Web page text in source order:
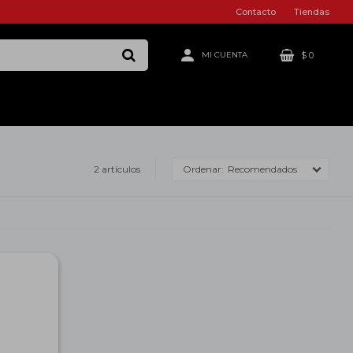
$ 0
Contacto Tiendas
2 artículos Recomendados